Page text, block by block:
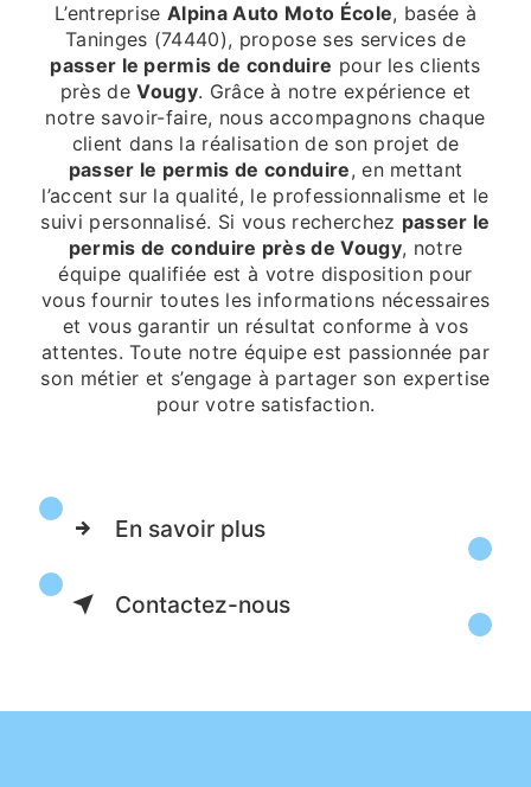
L’entrepriseAlpina Auto Moto École, basée à
Taninges (74440), propose ses services de
passer le permis de conduire pour les clients
près deVougy. Grâce à notre expérience et
notre savoir-faire, nous accompagnons chaque
client dans la réalisation de son projet de
passer le permis de conduire, en mettant
l’accent sur la qualité, le professionnalisme et le
suivi personnalisé. Si vous recherchez passer le
permis de conduire près de Vougy, notre
équipe qualifiée est à votre disposition pour
vous fournir toutes les informations nécessaires
et vous garantir un résultat conforme à vos
attentes. Toute notre équipe est passionnée par
son métier et s’engage à partager son expertise
pour votre satisfaction.
En savoir plus
Contactez-nous